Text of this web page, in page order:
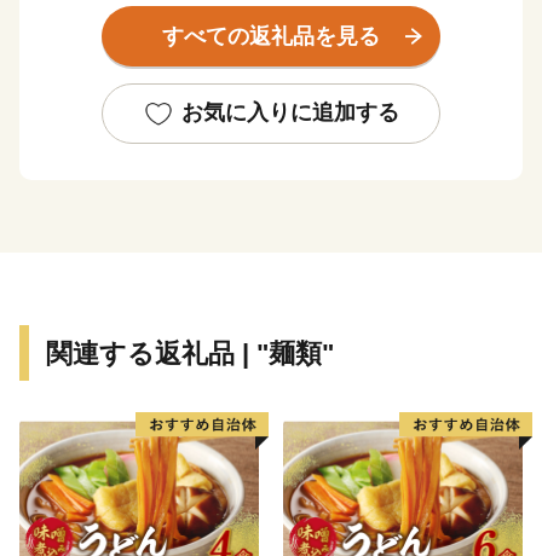
伊勢本街道の宿場町として栄え、当時のにぎわいぶりを
伝える街並みは、古の旅人の思いを今も伝えています。
平成18年1月の合併によって「宇陀市」となってから
は、日々新たな歴史を刻んでいます。
すべての返礼品を見る
お気に入りに追加する
関連する返礼品 | "麺類"